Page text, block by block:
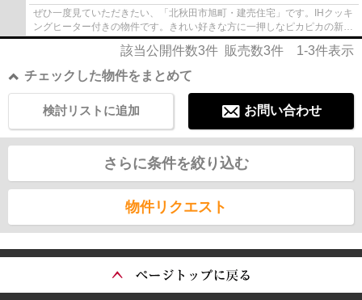
ぜひ一度見ていただきたい、「北秋田市旭町・建売住宅」です。IHクッキ
ングヒーター付きの物件です。きれい好きな方に一押しなピカピカの新築
物件です。2LDKで、快適なキッチンとリビ...
該当公開件数3件 販売数3件 1-3件表示
チェックした物件をまとめて
お問い合わせ
検討リストに追加
さらに条件を絞り込む
物件リクエスト